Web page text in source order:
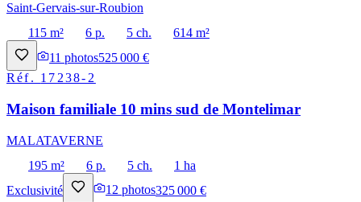
Saint-Gervais-sur-Roubion
115 m²
6 p. 5 ch.
614 m²
11 photos525 000 €
Réf. 17238-2
Maison familiale 10 mins sud de Montelimar
MALATAVERNE
195 m²
6 p. 5 ch.
1 ha
Exclusivité
12 photos325 000 €